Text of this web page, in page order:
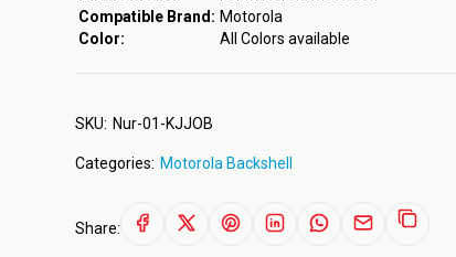
Compatible Brand: Motorola
Color:
All Colors available
SKU: Nur-01-KJJOB
Categories: Motorola Backshell
Share: